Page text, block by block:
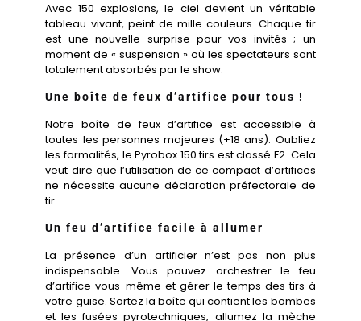
Avec 150 explosions, le ciel devient un véritable
tableau vivant, peint de mille couleurs. Chaque tir
est une nouvelle surprise pour vos invités ; un
moment de « suspension » où les spectateurs sont
totalement absorbés par le show.
Une boîte de feux d’artifice pour tous !
Notre boîte de feux d’artifice est accessible à
toutes les personnes majeures (+18 ans). Oubliez
les formalités, le Pyrobox 150 tirs est classé F2. Cela
veut dire que l’utilisation de ce compact d’artifices
ne nécessite aucune déclaration préfectorale de
tir.
Un feu d’artifice facile à allumer
La présence d’un artificier n’est pas non plus
indispensable. Vous pouvez orchestrer le feu
d’artifice vous-même et gérer le temps des tirs à
votre guise. Sortez la boîte qui contient les bombes
et les fusées pyrotechniques, allumez la mèche